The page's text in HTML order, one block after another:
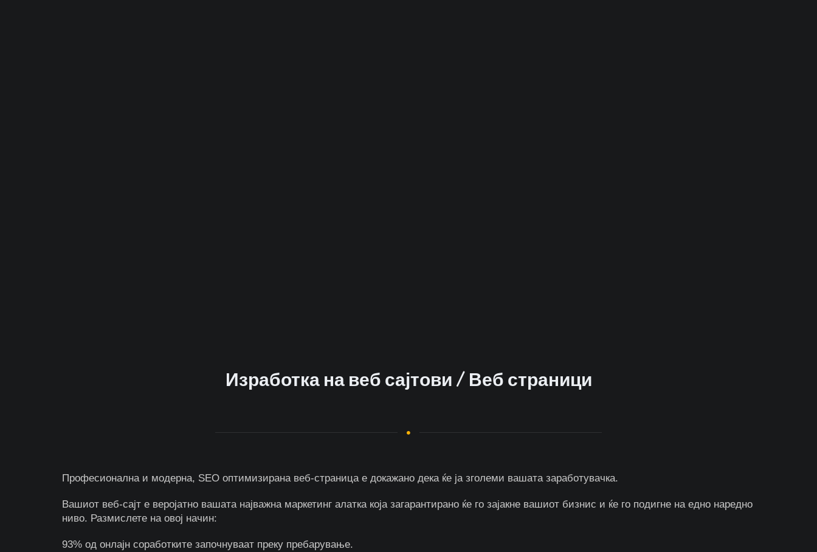
Изработка на веб сајтови / Веб страници
Професионална и модерна, SEO оптимизирана веб-страница е докажано дека ќе ја зголеми вашата заработувачка.
Вашиот веб-сајт е веројатно вашата најважна маркетинг алатка која загарантирано ќе го зајакне вашиот бизнис и ќе го подигне на едно наредно
ниво. Размислете на овој начин:
93% од онлајн соработките започнуваат преку пребарување.